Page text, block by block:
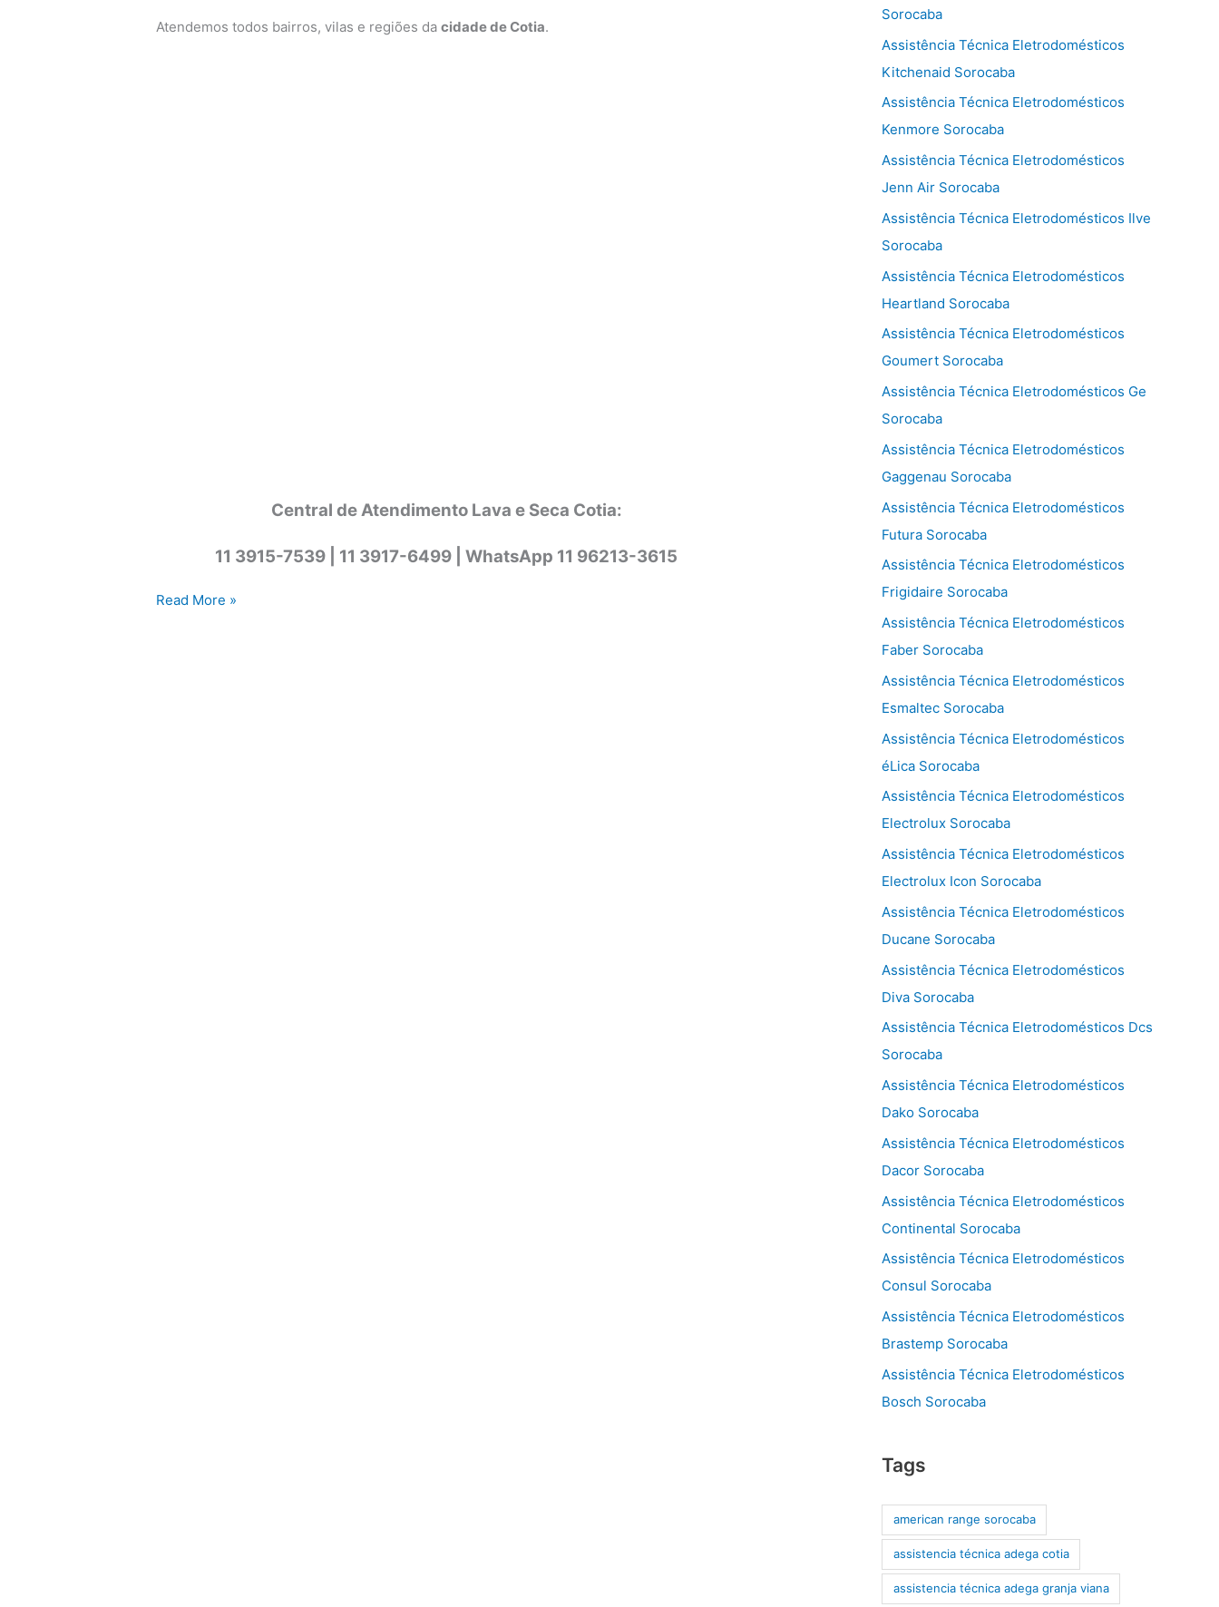
Atendemos todos bairros, vilas e regiões dacidade de Cotia.
Central de Atendimento Lava e Seca Cotia:
11 3915-7539 | 11 3917-6499 | WhatsApp 11 96213-3615
Assistência
Read More »
Sorocaba
Assistência Técnica Eletrodomésticos
Kitchenaid Sorocaba
Assistência Técnica Eletrodomésticos
Kenmore Sorocaba
Assistência Técnica Eletrodomésticos
Jenn Air Sorocaba
Assistência Técnica Eletrodomésticos Ilve
Sorocaba
Assistência Técnica Eletrodomésticos
Heartland Sorocaba
Assistência Técnica Eletrodomésticos
Goumert Sorocaba
Assistência Técnica Eletrodomésticos Ge
Sorocaba
Assistência Técnica Eletrodomésticos
Gaggenau Sorocaba
Assistência Técnica Eletrodomésticos
Futura Sorocaba
Assistência Técnica Eletrodomésticos
Frigidaire Sorocaba
Assistência Técnica Eletrodomésticos
Faber Sorocaba
Assistência Técnica Eletrodomésticos
Esmaltec Sorocaba
Assistência Técnica Eletrodomésticos
éLica Sorocaba
Assistência Técnica Eletrodomésticos
Electrolux Sorocaba
Assistência Técnica Eletrodomésticos
Electrolux Icon Sorocaba
Assistência Técnica Eletrodomésticos
Ducane Sorocaba
Assistência Técnica Eletrodomésticos
Diva Sorocaba
Assistência Técnica Eletrodomésticos Dcs
Sorocaba
Assistência Técnica Eletrodomésticos
Dako Sorocaba
Assistência Técnica Eletrodomésticos
Dacor Sorocaba
Assistência Técnica Eletrodomésticos
Continental Sorocaba
Assistência Técnica Eletrodomésticos
Consul Sorocaba
Assistência Técnica Eletrodomésticos
Brastemp Sorocaba
Assistência Técnica Eletrodomésticos
Bosch Sorocaba
Tags
american range sorocaba
assistencia técnica adega cotia
assistencia técnica adega granja viana